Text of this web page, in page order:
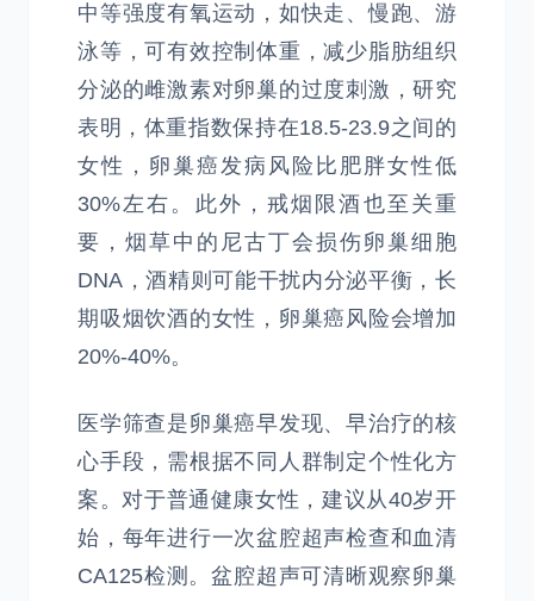
中等强度有氧运动，如快走、慢跑、游
泳等，可有效控制体重，减少脂肪组织
分泌的雌激素对卵巢的过度刺激，研究
表明，体重指数保持在18.5-23.9之间的
女性，卵巢癌发病风险比肥胖女性低
30%左右。此外，戒烟限酒也至关重
要，烟草中的尼古丁会损伤卵巢细胞
DNA，酒精则可能干扰内分泌平衡，长
期吸烟饮酒的女性，卵巢癌风险会增加
20%-40%。
医学筛查是卵巢癌早发现、早治疗的核
心手段，需根据不同人群制定个性化方
案。对于普通健康女性，建议从40岁开
始，每年进行一次盆腔超声检查和血清
CA125检测。盆腔超声可清晰观察卵巢